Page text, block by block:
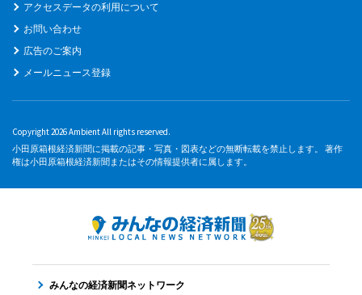
アクセスデータの利用について
お問い合わせ
広告のご案内
メールニュース登録
Copyright 2026 Ambient All rights reserved.
小田原箱根経済新聞に掲載の記事・写真・図表などの無断転載を禁止します。 著作
権は小田原箱根経済新聞またはその情報提供者に属します。
みんなの経済新聞ネットワーク